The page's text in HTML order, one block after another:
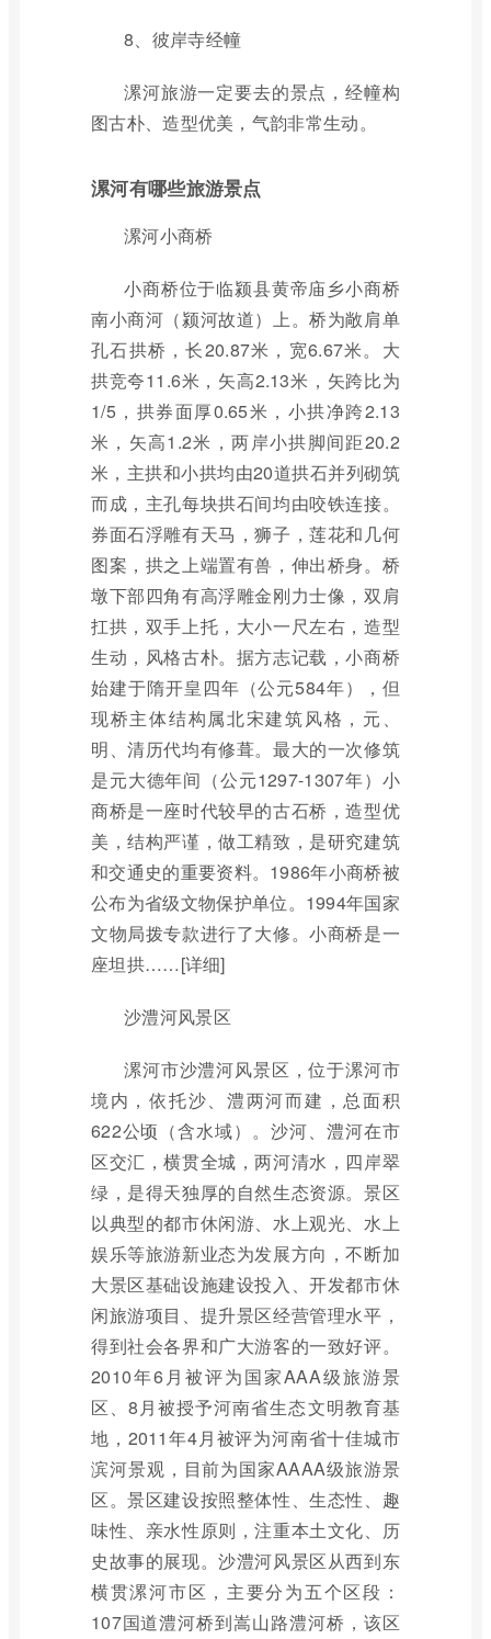
8、彼岸寺经幢
漯河旅游一定要去的景点，经幢构
图古朴、造型优美，气韵非常生动。
漯河有哪些旅游景点
漯河小商桥
小商桥位于临颍县黄帝庙乡小商桥
南小商河（颍河故道）上。桥为敞肩单
孔石拱桥，长20.87米，宽6.67米。大
拱竞夸11.6米，矢高2.13米，矢跨比为
1/5，拱券面厚0.65米，小拱净跨2.13
米，矢高1.2米，两岸小拱脚间距20.2
米，主拱和小拱均由20道拱石并列砌筑
而成，主孔每块拱石间均由咬铁连接。
券面石浮雕有天马，狮子，莲花和几何
图案，拱之上端置有兽，伸出桥身。桥
墩下部四角有高浮雕金刚力士像，双肩
扛拱，双手上托，大小一尺左右，造型
生动，风格古朴。据方志记载，小商桥
始建于隋开皇四年（公元584年），但
现桥主体结构属北宋建筑风格，元、
明、清历代均有修葺。最大的一次修筑
是元大德年间（公元1297-1307年）小
商桥是一座时代较早的古石桥，造型优
美，结构严谨，做工精致，是研究建筑
和交通史的重要资料。1986年小商桥被
公布为省级文物保护单位。1994年国家
文物局拨专款进行了大修。小商桥是一
座坦拱……[详细]
沙澧河风景区
漯河市沙澧河风景区，位于漯河市
境内，依托沙、澧两河而建，总面积
622公顷（含水域）。沙河、澧河在市
区交汇，横贯全城，两河清水，四岸翠
绿，是得天独厚的自然生态资源。景区
以典型的都市休闲游、水上观光、水上
娱乐等旅游新业态为发展方向，不断加
大景区基础设施建设投入、开发都市休
闲旅游项目、提升景区经营管理水平，
得到社会各界和广大游客的一致好评。
2010年6月被评为国家AAA级旅游景
区、8月被授予河南省生态文明教育基
地，2011年4月被评为河南省十佳城市
滨河景观，目前为国家AAAA级旅游景
区。景区建设按照整体性、生态性、趣
味性、亲水性原则，注重本土文化、历
史故事的展现。沙澧河风景区从西到东
横贯漯河市区，主要分为五个区段：
107国道澧河桥到嵩山路澧河桥，该区